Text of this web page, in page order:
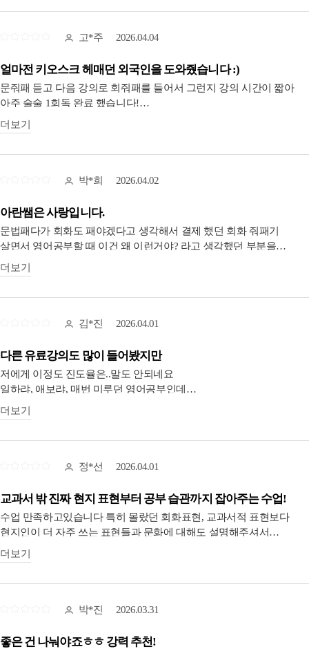
고*주 2026.04.04
얼마전 키오스크 헤매던 외국인을 도와줬습니다 :)
문줘패 듣고 다음 강의로 회줘패를 들어서 그런지 강의 시간이 짧아
아주 술술 1회독 완료 했습니다!
회화라 그런지 문법보다 가볍게 수강하기 좋았어요!! 근데 중간중간
문법 설명도 있어서 아! 이거 문줘패에서 들은건데! 하고 기억
내용도 찐으로 써먹기 좋은 표현들로 구성되어있고 개인적으로
아라클부터 문줘패 회줘패까지 1회독 끝낸후에 살짝 나태해졌었는데
제목처럼 제가 영어로 남을 도와 줄 수 있는 상황이 오니 공부 하길
사실 아란쌤 만나기 전의 저였다면 못본척 했을꺼에요...ㅎㅎ
아쉬움으로 다시 으쌰으쌰해야지~ 하는 계기가 되었습니다.
2회독 시작!! 저도 다른분들도 화이팅입니다 :)
더보기
박*희 2026.04.02
아란쌤은 사랑입니다.
문법패다가 회화도 패야겠다고 생각해서 결제 했던 회화 줘패기
살면서 영어공부할 때 이건 왜 이런거야? 라고 생각했던 부분을
설명해준 유일한 선생님.
반대로 문법에 갇혀 계시는? 분들이 입트이고 싶다~ 하실 때 들으시면
아란쌤 강의는 영어 실력과는 무관하게 초급이든, 고급이든 강의에서
얻어갈게 있다는 점!
본인이 끝까지 해내기만 한다면 이렇게 까지 알려준다고? 싶으실
아란쌤 감사합니다^^
더보기
김*진 2026.04.01
다른 유료강의도 많이 들어봤지만
저에게 이정도 진도율은..말도 안되네요
일하랴, 애보랴, 매번 미루던 영어공부인데
집중해서 딱 듣고 나면 계속 아란샘이 말하던게 생각나요
너무 즐겁게 가르쳐주시기에 머리속에 계속 맴도나봅니다.
이번엔 100%를 위해 달려볼게요!
더보기
정*선 2026.04.01
교과서 밖 진짜 현지 표현부터 공부 습관까지 잡아주는 수업!
수업 만족하고있습니다 특히 몰랐던 회화표현, 교과서적 표현보다
현지인이 더 자주 쓰는 표현들과 문화에 대해도 설명해주셔서
흥미로워요 !!
더보기
박*진 2026.03.31
좋은 건 나눠야죠ㅎㅎ 강력 추천!